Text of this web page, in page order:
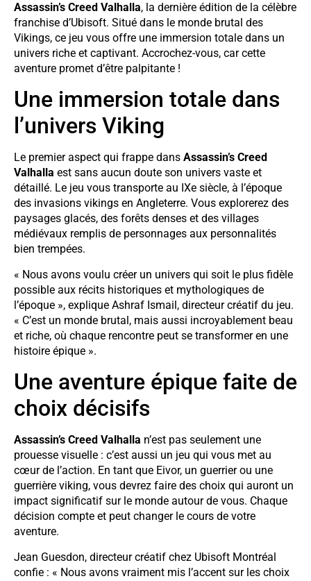
Assassin’s Creed Valhalla, la dernière édition de la célèbre
franchise d’Ubisoft. Situé dans le monde brutal des
Vikings, ce jeu vous offre une immersion totale dans un
univers riche et captivant. Accrochez-vous, car cette
aventure promet d’être palpitante !
Une immersion totale dans
l’univers Viking
Le premier aspect qui frappe dans Assassin’s Creed
Valhalla est sans aucun doute son univers vaste et
détaillé. Le jeu vous transporte au IXe siècle, à l’époque
des invasions vikings en Angleterre. Vous explorerez des
paysages glacés, des forêts denses et des villages
médiévaux remplis de personnages aux personnalités
bien trempées.
« Nous avons voulu créer un univers qui soit le plus fidèle
possible aux récits historiques et mythologiques de
l’époque », explique Ashraf Ismail, directeur créatif du jeu.
« C’est un monde brutal, mais aussi incroyablement beau
et riche, où chaque rencontre peut se transformer en une
histoire épique ».
Une aventure épique faite de
choix décisifs
Assassin’s Creed Valhalla n’est pas seulement une
prouesse visuelle : c’est aussi un jeu qui vous met au
cœur de l’action. En tant que Eivor, un guerrier ou une
guerrière viking, vous devrez faire des choix qui auront un
impact significatif sur le monde autour de vous. Chaque
décision compte et peut changer le cours de votre
aventure.
Jean Guesdon, directeur créatif chez Ubisoft Montréal
confie : « Nous avons vraiment mis l’accent sur les choix